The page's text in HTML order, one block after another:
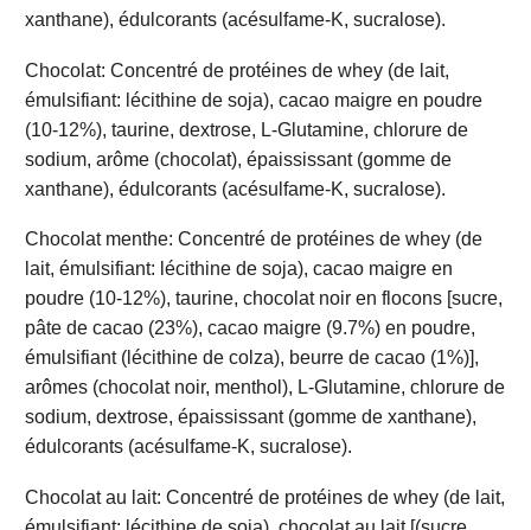
xanthane), édulcorants (acésulfame-K, sucralose).
Chocolat: Concentré de protéines de whey (de lait,
émulsifiant: lécithine de soja), cacao maigre en poudre
(10-12%), taurine, dextrose, L-Glutamine, chlorure de
sodium, arôme (chocolat), épaississant (gomme de
xanthane), édulcorants (acésulfame-K, sucralose).
Chocolat menthe: Concentré de protéines de whey (de
lait, émulsifiant: lécithine de soja), cacao maigre en
poudre (10-12%), taurine, chocolat noir en flocons [sucre,
pâte de cacao (23%), cacao maigre (9.7%) en poudre,
émulsifiant (lécithine de colza), beurre de cacao (1%)],
arômes (chocolat noir, menthol), L-Glutamine, chlorure de
sodium, dextrose, épaississant (gomme de xanthane),
édulcorants (acésulfame-K, sucralose).
Chocolat au lait: Concentré de protéines de whey (de lait,